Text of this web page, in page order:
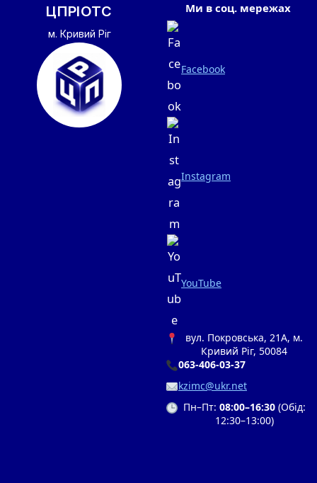
ЦПРІОТС
м. Кривий Ріг
Ми в соц. мережах
Facebook
Instagram
YouTube
вул. Покровська, 21А, м.
Кривий Ріг, 50084
063-406-03-37
kzimc@ukr.net
Пн–Пт: 08:00–16:30(Обід:
12:30–13:00)